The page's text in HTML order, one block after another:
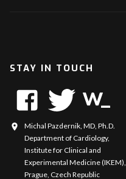
STAY IN TOUCH
Michal Pazdernik, MD, Ph.D.
Department of Cardiology,
Institute for Clinical and
Experimental Medicine (IKEM),
Prague, Czech Republic